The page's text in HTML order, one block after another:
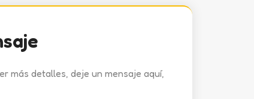
más detalles, deje un mensaje aquí,